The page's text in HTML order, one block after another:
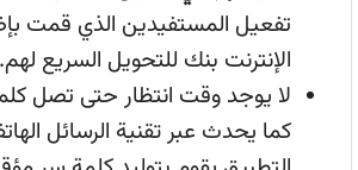
تفعيل المستفيدين الذي قمت
الإنترنت بنك للتحويل السريع لهم.
لا يوجد وقت انتظار حتى تصل
كما يحدث عبر تقنية الرسائل